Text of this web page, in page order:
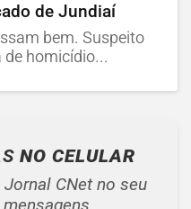
de Jundiaí
bem. Suspeito
homicídio...
NO CELULAR
CNet no seu